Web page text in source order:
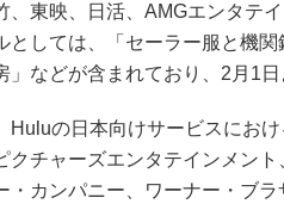
、東映、日活、AMGエンタテ
としては、「セーラー服と機
」などが含まれており、2月1
Huluの日本向けサービスにおけ
クチャーズエンタテインメン
・カンパニー、ワーナー・ブ